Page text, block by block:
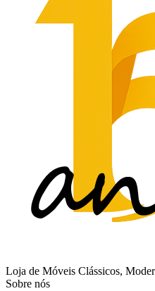
Loja de Móveis Clássicos,
Sobre nós